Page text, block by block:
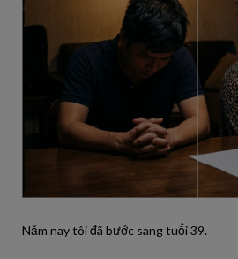
Năm nay tôi đã bước sang tuổi 39.